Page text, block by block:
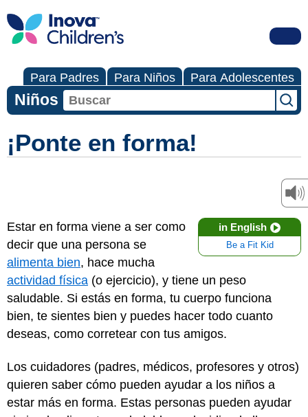
Para Padres Para Niños Para Adolescentes
Niños
¡Ponte en forma!
in English
Be a Fit Kid
Estar en forma viene a ser como
decir que una persona se
alimenta bien, hace mucha
actividad física (o ejercicio), y tiene un peso
saludable. Si estás en forma, tu cuerpo funciona
bien, te sientes bien y puedes hacer todo cuanto
deseas, como corretear con tus amigos.
Los cuidadores (padres, médicos, profesores y otros)
quieren saber cómo pueden ayudar a los niños a
estar más en forma. Estas personas pueden ayudar